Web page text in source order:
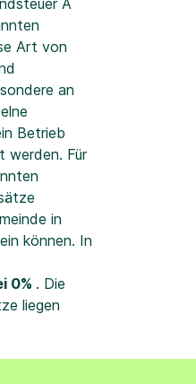
Art von
an
Betrieb
werden. Für
in
können. In
0% . Die
liegen